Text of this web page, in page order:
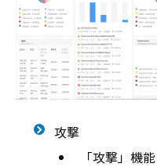
攻撃
「攻撃」機能